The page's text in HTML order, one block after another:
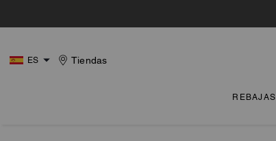
ES Tiendas
REBAJAS